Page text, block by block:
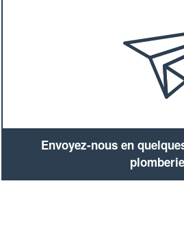
Envoyez-nous en